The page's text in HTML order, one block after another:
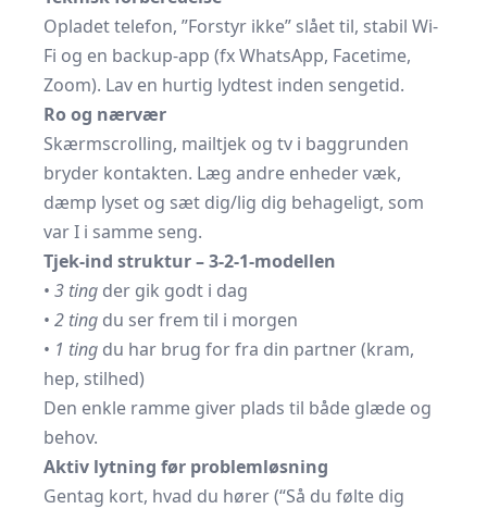
Opladet telefon, ”Forstyr ikke” slået til, stabil Wi-
Fi og en backup-app (fx WhatsApp, Facetime,
Zoom). Lav en hurtig lydtest inden sengetid.
Ro og nærvær
Skærmscrolling, mailtjek og tv i baggrunden
bryder kontakten. Læg andre enheder væk,
dæmp lyset og sæt dig/lig dig behageligt, som
var I i samme seng.
Tjek-ind struktur – 3-2-1-modellen
• 3 ting der gik godt i dag
• 2 ting du ser frem til i morgen
• 1 ting du har brug for fra din partner (kram,
hep, stilhed)
Den enkle ramme giver plads til både glæde og
behov.
Aktiv lytning før problemløsning
Gentag kort, hvad du hører (“Så du følte dig